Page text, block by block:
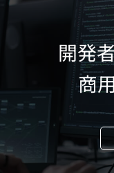
開発
商